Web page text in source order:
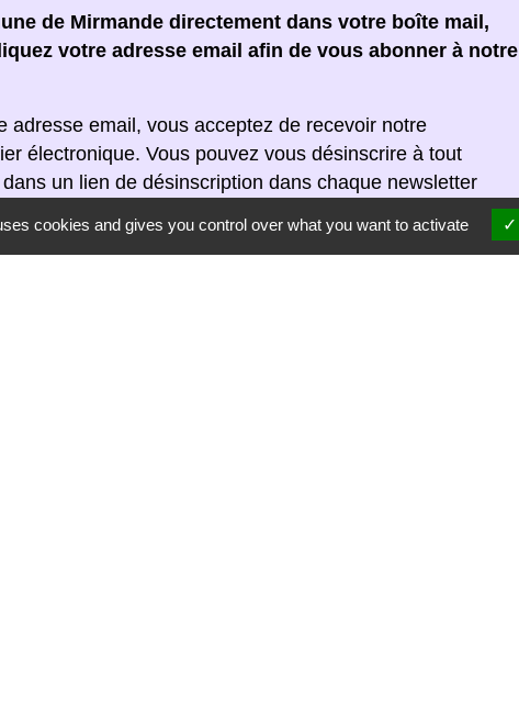
de Mirmande directement dans votre boîte mail,
votre adresse email afin de vous abonner à notre
adresse email, vous acceptez de recevoir notre
électronique. Vous pouvez vous désinscrire à tout
un lien de désinscription dans chaque newsletter
cookies and gives you control over what you want to activate